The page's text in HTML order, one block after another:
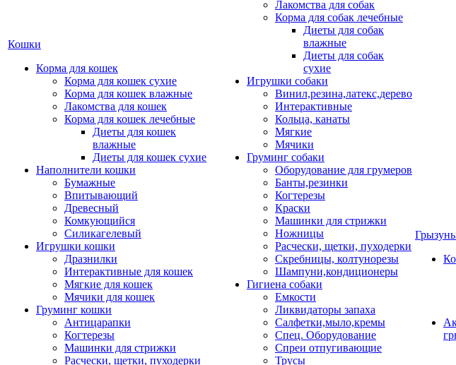
Кошки
Корма для кошек
Корма для кошек сухие
Корма для кошек влажные
Лакомства для кошек
Корма для кошек лечебные
Диеты для кошек
влажные
Диеты для кошек сухие
Наполнители кошки
Бумажные
Впитывающий
Древесный
Комкующийся
Силикагелевый
Игрушки кошки
Дразнилки
Интерактивные для кошек
Мягкие для кошек
Мячики для кошек
Груминг кошки
Антицарапки
Когтерезы
Машинки для стрижки
Расчески, щетки, пуходерки
Лакомства для собак
Корма для собак лечебные
Диеты для собак
влажные
Диеты для собак
сухие
Игрушки собаки
Винил,резина,латекс,дерево
Интерактивные
Кольца, канаты
Мягкие
Мячики
Груминг собаки
Оборудование для грумеров
Банты,резинки
Когтерезы
Краски
Машинки для стрижки
Ножницы
Расчески, щетки, пуходерки
Скребницы, колтунорезы
Шампуни,кондиционеры
Гигиена собаки
Емкости
Ликвидаторы запаха
Салфетки,мыло,кремы
Спец. Оборудование
Спреи отпугивающие
Трусы